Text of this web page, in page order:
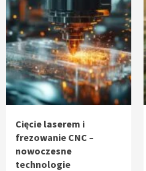
Cięcie laserem i
frezowanie CNC –
nowoczesne
technologie